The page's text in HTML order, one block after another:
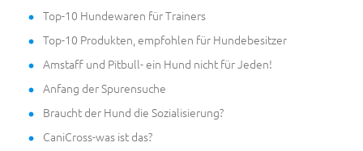
Top-10 Hundewaren für Trainers
Top-10 Produkten, empfohlen für Hundebesitzer
Amstaff und Pitbull- ein Hund nicht für Jeden!
Anfang der Spurensuche
Braucht der Hund die Sozialisierung?
CaniCross-was ist das?